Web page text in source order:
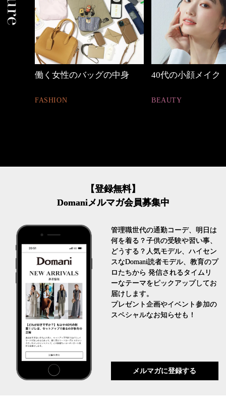
女性のバッグの中身 40代の小顔メイク
【登録無料】
Domaniメルマガ会員募集中
管理職世代の通勤コーデ、明日は
何を着る？子供の受験や習い事、
どうする？人気モデル、ハイセン
スなDomani読者モデル、教育のプ
ロたちから 発信されるタイムリ
ーなテーマをピックアップしてお
届けします。
プレゼント企画やイベント参加の
スペシャルなお知らせも！
メルマガに登録する